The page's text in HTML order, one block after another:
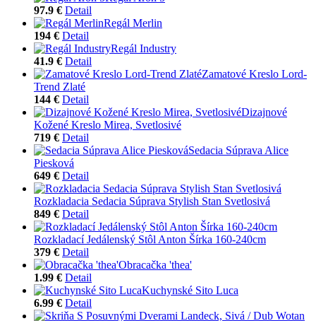
97.9 € Detail
Regál Merlin
194 € Detail
Regál Industry
41.9 € Detail
Zamatové Kreslo Lord-
Trend Zlaté
144 € Detail
Dizajnové
Kožené Kreslo Mirea, Svetlosivé
719 € Detail
Sedacia Súprava Alice
Piesková
649 € Detail
Rozkladacia Sedacia Súprava Stylish Stan Svetlosivá
849 € Detail
Rozkladací Jedálenský Stôl Anton Šírka 160-240cm
379 € Detail
Obracačka 'thea'
1.99 € Detail
Kuchynské Sito Luca
6.99 € Detail